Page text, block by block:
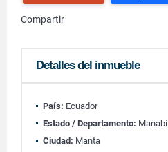
Compartir
Detalles del inmueble
País: Ecuador
Estado / Departamento: Manabí
Ciudad: Manta